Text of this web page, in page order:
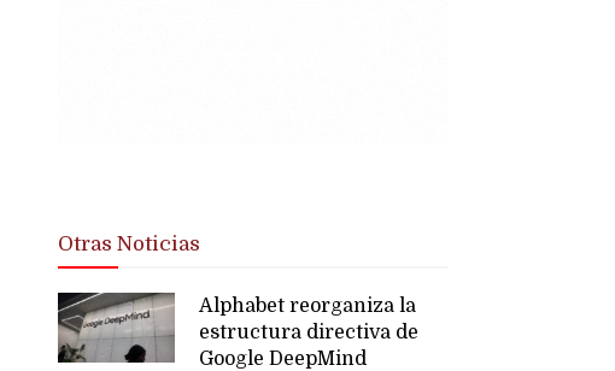
Otras Noticias
Alphabet reorganiza la
estructura directiva de
Google DeepMind